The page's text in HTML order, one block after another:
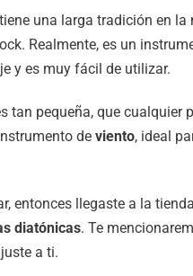
una larga tradición en
Realmente, es un
y es muy fácil de utilizar.
tan pequeña, que cualquier
de viento, ideal
entonces llegaste a la
diatónicas. Te
a ti.